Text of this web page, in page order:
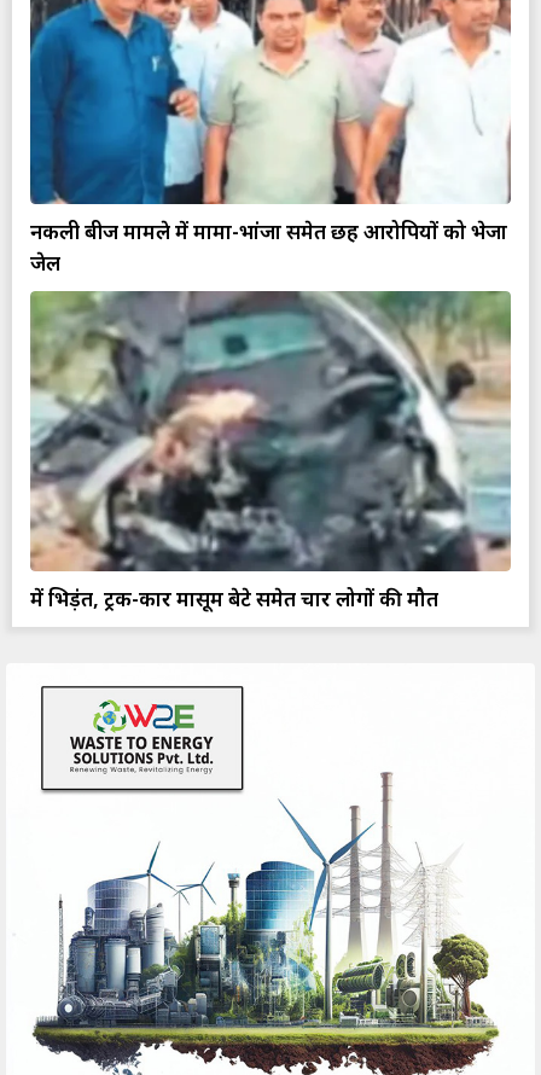
नकली बीज मामले में मामा-भांजा समेत छह आरोपियों को भेजा
जेल
में भिड़ंत, ट्रक-कार मासूम बेटे समेत चार लोगों की मौत